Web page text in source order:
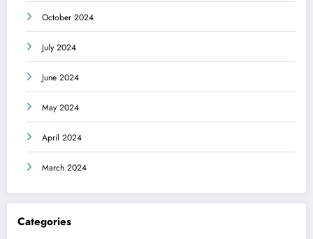
October 2024
July 2024
June 2024
May 2024
April 2024
March 2024
Categories